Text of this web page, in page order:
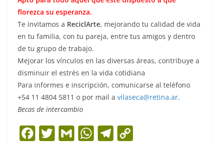
florezca su esperanza.
Te invitamos a ReciclArte, mejorando tu calidad de vida
en tu familia, con tu pareja, entre tus amigos y dentro
de tu grupo de trabajo.
Mejorar los vínculos en las diversas áreas, contribuye a
disminuir el estrés en la vida cotidiana
Para informes e inscripción, comunicarse al teléfono
+54 11 4804 5811 o por mail a vilaseca@retina.ar.
Becas de intercambio
F T G W T